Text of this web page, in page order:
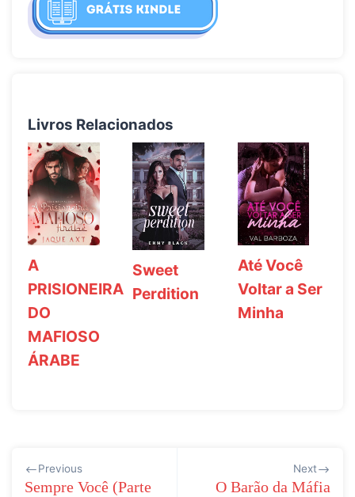
Livros Relacionados
A
PRISIONEIRA
DO
MAFIOSO
ÁRABE
Sweet
Perdition
Até Você
Voltar a Ser
Minha
Navegação
de
Previous
Sempre Você (Parte
Next
O Barão da Máfia